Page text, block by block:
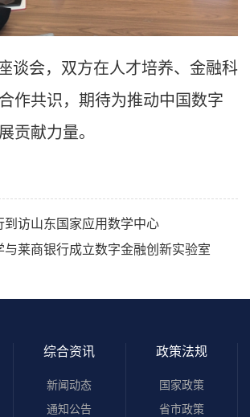
谈会，双方在人才培养、金融科
作共识，期待为推动中国数字
贡献力量。
到访山东国家应用数学中心
与莱商银行成立数字金融创新实验室
综合资讯
新闻动态
通知公告
政策法规
国家政策
省市政策